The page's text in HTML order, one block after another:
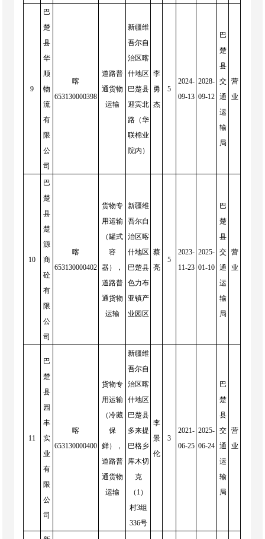
9
巴
楚
县
华
顺
物
流
有
限
公
司
喀
653130000398
道路普
通货物
运输
新疆维
吾尔自
治区喀
什地区
巴楚县
迎宾北
路（华
联棉业
院内）
李
勇
杰
5
2024-
09-13
2028-
09-12
巴
楚
县
交
通
运
输
局
营
业
10
巴
楚
县
楚
源
商
砼
有
限
公
司
喀
653130000402
货物专
用运输
（罐式
容
器），
道路普
通货物
运输
新疆维
吾尔自
治区喀
什地区
巴楚县
色力布
亚镇产
业园区
蔡
亮
5
2023-
11-23
2025-
01-10
巴
楚
县
交
通
运
输
局
营
业
11
巴
楚
县
园
丰
实
业
有
限
公
司
喀
653130000400
货物专
用运输
（冷藏
保
鲜），
道路普
通货物
运输
新疆维
吾尔自
治区喀
什地区
巴楚县
多来提
巴格乡
库木切
克
（1）
村3组
336号
李
景
伦
3
2021-
06-25
2025-
06-24
巴
楚
县
交
通
运
输
局
营
业